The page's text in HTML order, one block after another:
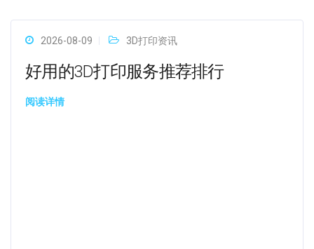
2026-08-09 3D打印资讯
好用的3D打印服务推荐排行
阅读详情